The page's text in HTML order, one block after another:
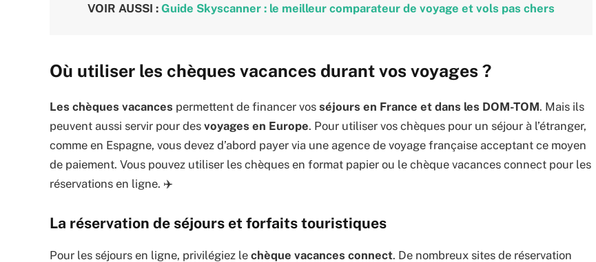
VOIR AUSSI : Guide Skyscanner : le meilleur comparateur de voyage et vols pas chers
Où utiliser les chèques vacances durant vos voyages ?
Les chèques vacances permettent de financer vos séjours en France et dans les DOM-TOM. Mais ils
peuvent aussi servir pour des voyages en Europe. Pour utiliser vos chèques pour un séjour à l’étranger,
comme en Espagne, vous devez d’abord payer via une agence de voyage française acceptant ce moyen
de paiement. Vous pouvez utiliser les chèques en format papier ou le chèque vacances connect pour les
réservations en ligne. ✈️
La réservation de séjours et forfaits touristiques
Pour les séjours en ligne, privilégiez le chèque vacances connect. De nombreux sites de réservation